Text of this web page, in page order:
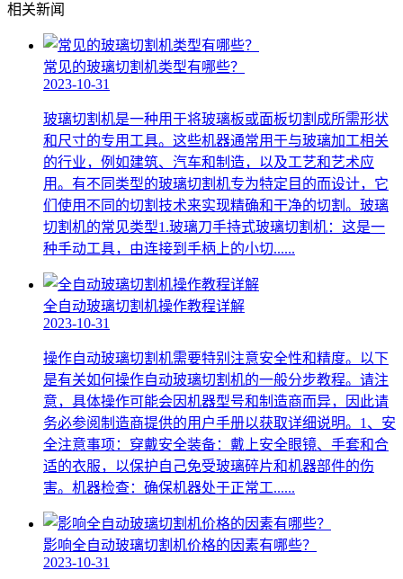
相关新闻
常见的玻璃切割机类型有哪些？
2023-10-31
玻璃切割机是一种用于将玻璃板或面板切割成所需形状
和尺寸的专用工具。这些机器通常用于与玻璃加工相关
的行业，例如建筑、汽车和制造，以及工艺和艺术应
用。有不同类型的玻璃切割机专为特定目的而设计，它
们使用不同的切割技术来实现精确和干净的切割。玻璃
切割机的常见类型1.玻璃刀手持式玻璃切割机：这是一
种手动工具，由连接到手柄上的小切......
全自动玻璃切割机操作教程详解
2023-10-31
操作自动玻璃切割机需要特别注意安全性和精度。以下
是有关如何操作自动玻璃切割机的一般分步教程。请注
意，具体操作可能会因机器型号和制造商而异，因此请
务必参阅制造商提供的用户手册以获取详细说明。1、安
全注意事项：穿戴安全装备：戴上安全眼镜、手套和合
适的衣服，以保护自己免受玻璃碎片和机器部件的伤
害。机器检查：确保机器处于正常工......
影响全自动玻璃切割机价格的因素有哪些？
2023-10-31